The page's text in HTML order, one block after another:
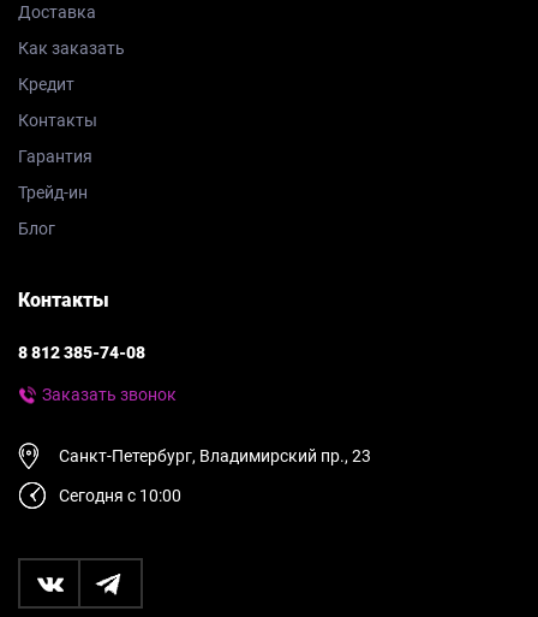
Доставка
Как заказать
Кредит
Контакты
Гарантия
Трейд-ин
Блог
Контакты
8 812 385-74-08
Заказать звонок
Санкт-Петербург, Владимирский пр., 23
Сегодня с 10:00